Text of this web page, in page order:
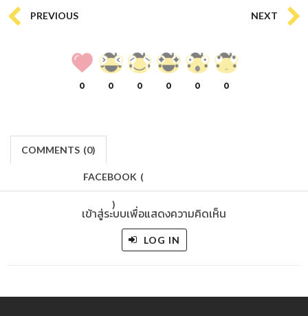
PREVIOUS NEXT
0 0 0 0 0 0
COMMENTS (0)
FACEBOOK (
)
เข้าสู่ระบบเพื่อแสดงความคิดเห็น
LOG IN